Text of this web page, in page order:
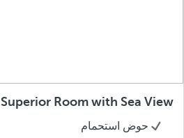
Superior Room with Sea View
حوض استحمام